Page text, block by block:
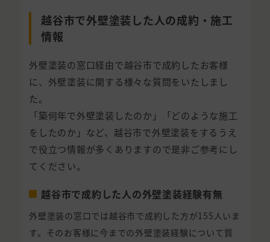
越谷市で外壁塗装した人の成約・施工
情報
外壁塗装の窓口経由で越谷市で成約したお客様
に、外壁塗装に関する様々な質問をいたしまし
た。
「築何年で外壁塗装したのか」「どのような施工
をしたのか」など、越谷市で外壁塗装をするうえ
で役立つ情報が多くありますので是非ご参考にし
てください。
越谷市で成約した人の外壁塗装経験有無
外壁塗装の窓口では越谷市で成約した方が155人いま
す。そのお客様に今までの外壁塗装経験について質